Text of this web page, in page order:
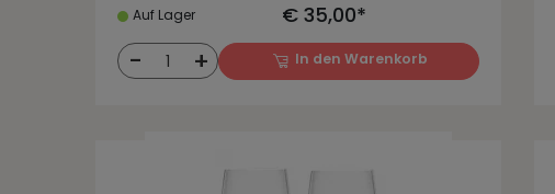
Auf Lager € 35,00*
- 1 + In den Warenkorb